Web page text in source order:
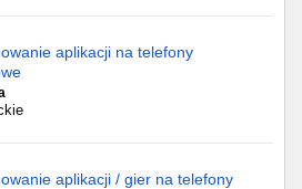
aplikacji na telefony
aplikacji / gier na telefony